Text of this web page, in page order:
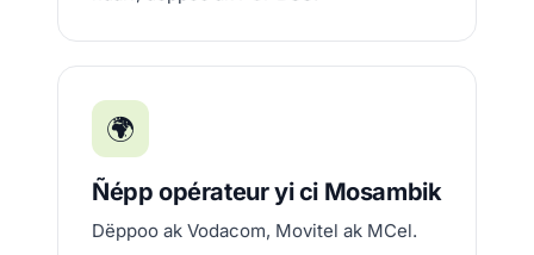
🌍
Ñépp opérateur yi ci Mosambik
Dëppoo ak Vodacom, Movitel ak MCel.